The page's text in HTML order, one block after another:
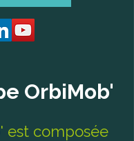
OrbiMob'
est composée